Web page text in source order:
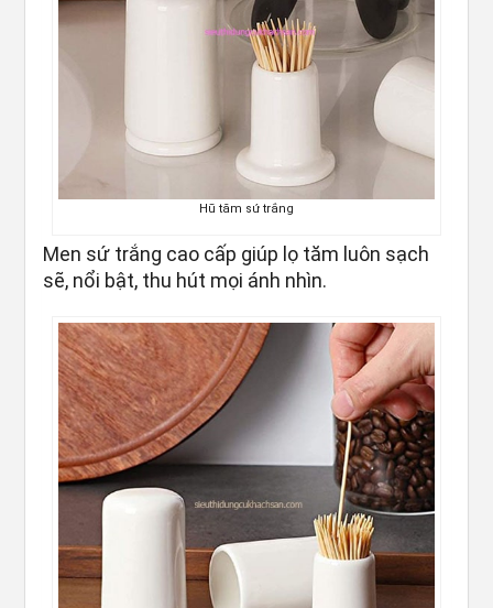
Hũ tăm sứ trắng
Men sứ trắng cao cấp giúp lọ tăm luôn sạch
sẽ, nổi bật, thu hút mọi ánh nhìn.